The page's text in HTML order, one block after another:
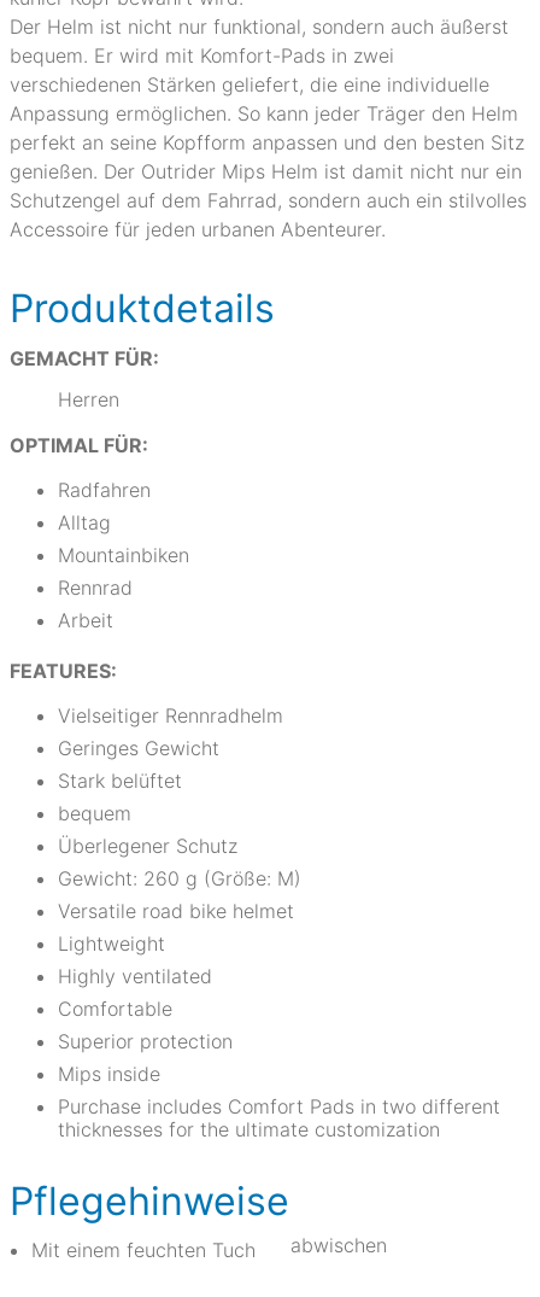
Der Helm ist nicht nur funktional, sondern auch äußerst
bequem. Er wird mit Komfort-Pads in zwei
verschiedenen Stärken geliefert, die eine individuelle
Anpassung ermöglichen. So kann jeder Träger den Helm
perfekt an seine Kopfform anpassen und den besten Sitz
genießen. Der Outrider Mips Helm ist damit nicht nur ein
Schutzengel auf dem Fahrrad, sondern auch ein stilvolles
Accessoire für jeden urbanen Abenteurer.
Produktdetails
GEMACHT FÜR:
Herren
OPTIMAL FÜR:
Radfahren
Alltag
Mountainbiken
Rennrad
Arbeit
FEATURES:
Vielseitiger Rennradhelm
Geringes Gewicht
Stark belüftet
bequem
Überlegener Schutz
Gewicht: 260 g (Größe: M)
Versatile road bike helmet
Lightweight
Highly ventilated
Comfortable
Superior protection
Mips inside
Purchase includes Comfort Pads in two different
thicknesses for the ultimate customization
Pflegehinweise
Mit einem feuchten Tuch abwischen